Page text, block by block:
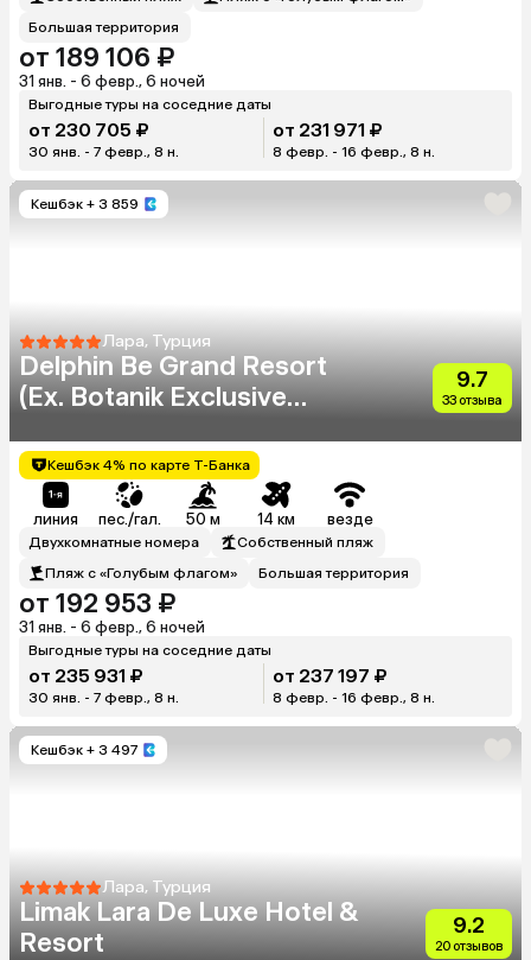
Большая территория
от 189 106 ₽
31 янв. - 6 февр., 6 ночей
Выгодные туры на соседние даты
от 230 705 ₽
30 янв. - 7 февр., 8 н.
от 231 971 ₽
8 февр. - 16 февр., 8 н.
Кешбэк + 3 859
Лара, Турция
Delphin Be Grand Resort
(Ex. Botanik Exclusive
9.7
33 отзыва
Кешбэк 4% по карте Т-Банка
линия пес./гал. 50 м 14 км везде
Двухкомнатные номера
Собственный пляж
Пляж с «Голубым флагом»
Большая территория
от 192 953 ₽
31 янв. - 6 февр., 6 ночей
Выгодные туры на соседние даты
от 235 931 ₽
30 янв. - 7 февр., 8 н.
от 237 197 ₽
8 февр. - 16 февр., 8 н.
Кешбэк + 3 497
Лара, Турция
Limak Lara De Luxe Hotel &
Resort
9.2
20 отзывов